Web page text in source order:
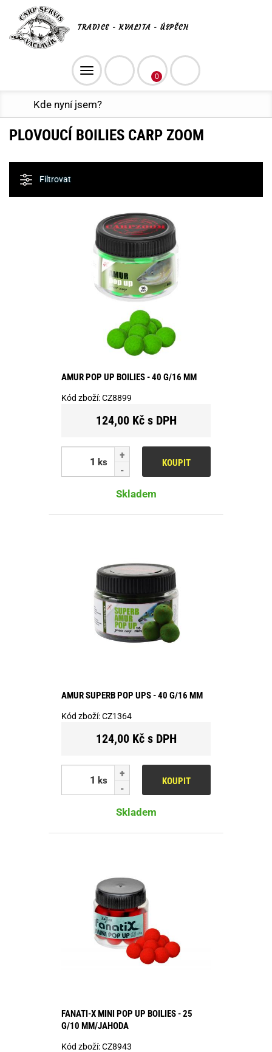
TRADICE - KVALITA - ÚSPĚCH
Toggle
navigation
0
Kde nyní jsem?
PLOVOUCÍ BOILIES CARP ZOOM
Filtrovat
AMUR POP UP BOILIES - 40 G/16 MM
Kód zboží:CZ8899
124,00 Kč s DPH
ks KOUPIT
Skladem
AMUR SUPERB POP UPS - 40 G/16 MM
Kód zboží:CZ1364
124,00 Kč s DPH
ks KOUPIT
Skladem
FANATI-X MINI POP UP BOILIES - 25
G/10 MM/JAHODA
Kód zboží:CZ8943